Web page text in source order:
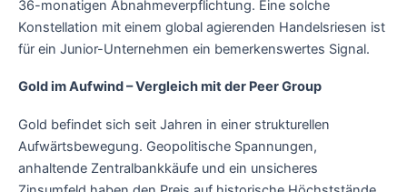
36-monatigen Abnahmeverpflichtung. Eine solche
Konstellation mit einem global agierenden Handelsriesen ist
für ein Junior-Unternehmen ein bemerkenswertes Signal.
Gold im Aufwind – Vergleich mit der Peer Group
Gold befindet sich seit Jahren in einer strukturellen
Aufwärtsbewegung. Geopolitische Spannungen,
anhaltende Zentralbankkäufe und ein unsicheres